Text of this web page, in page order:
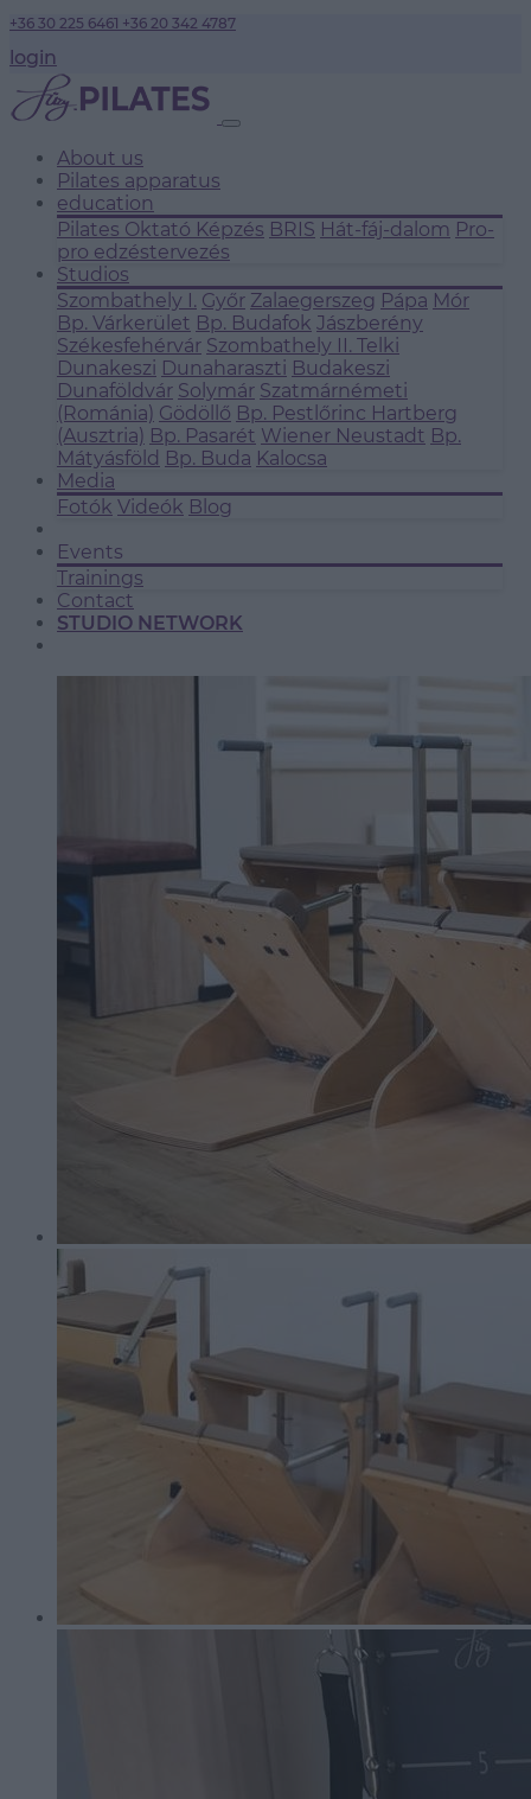
+36 30 225 6461 +36 20 342 4787
login
About us
Pilates apparatus
education
Pilates Oktató Képzés BRIS Hát-fáj-dalom Pro-
pro edzéstervezés
Studios
Szombathely I. Győr Zalaegerszeg Pápa Mór
Bp. Várkerület Bp. Budafok Jászberény
Székesfehérvár Szombathely II. Telki
Dunakeszi Dunaharaszti Budakeszi
Dunaföldvár Solymár Szatmárnémeti
(Románia) Gödöllő Bp. Pestlőrinc Hartberg
(Ausztria) Bp. Pasarét Wiener Neustadt Bp.
Mátyásföld Bp. Buda Kalocsa
Media
Fotók Videók Blog
Events
Trainings
Contact
STUDIO NETWORK